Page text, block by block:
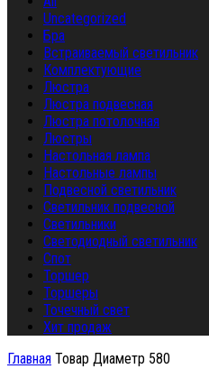
Uncategorized
Бра
Встраиваемый светильник
Комплектующие
Люстра
Люстра подвесная
Люстра потолочная
Люстры
Настольная лампа
Настольные лампы
Подвесной светильник
Светильник подвесной
Светильники
Светодиодный светильник
Спот
Торшер
Торшеры
Точечный свет
Хит продаж
Главная Товар Диаметр 580